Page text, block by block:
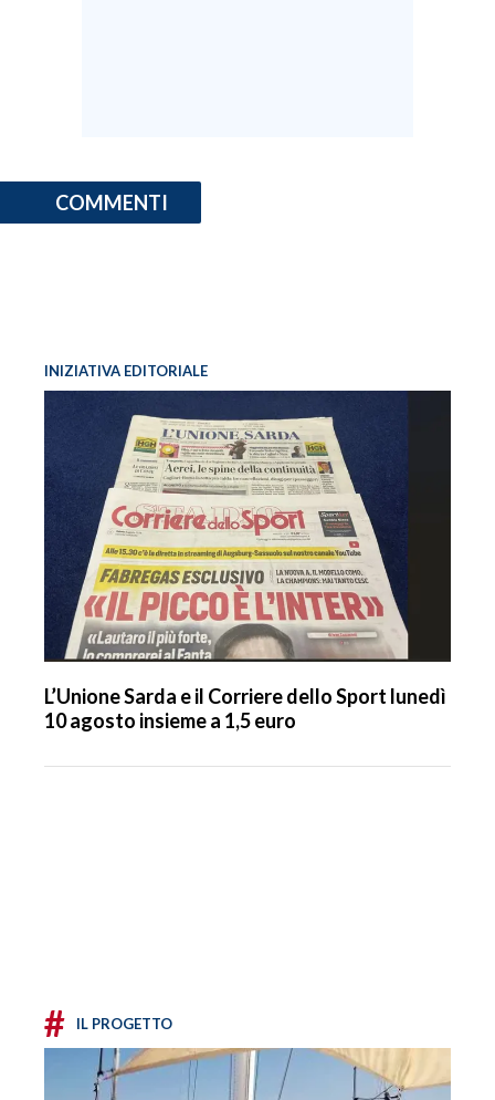
COMMENTI
INIZIATIVA EDITORIALE
L’Unione Sarda e il Corriere dello Sport lunedì
10 agosto insieme a 1,5 euro
# IL PROGETTO